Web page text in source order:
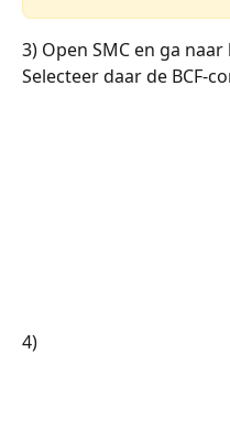
3) Open SMC en ga
Selecteer daar de BCF-
4)